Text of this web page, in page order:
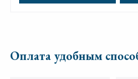
Оплата удобным